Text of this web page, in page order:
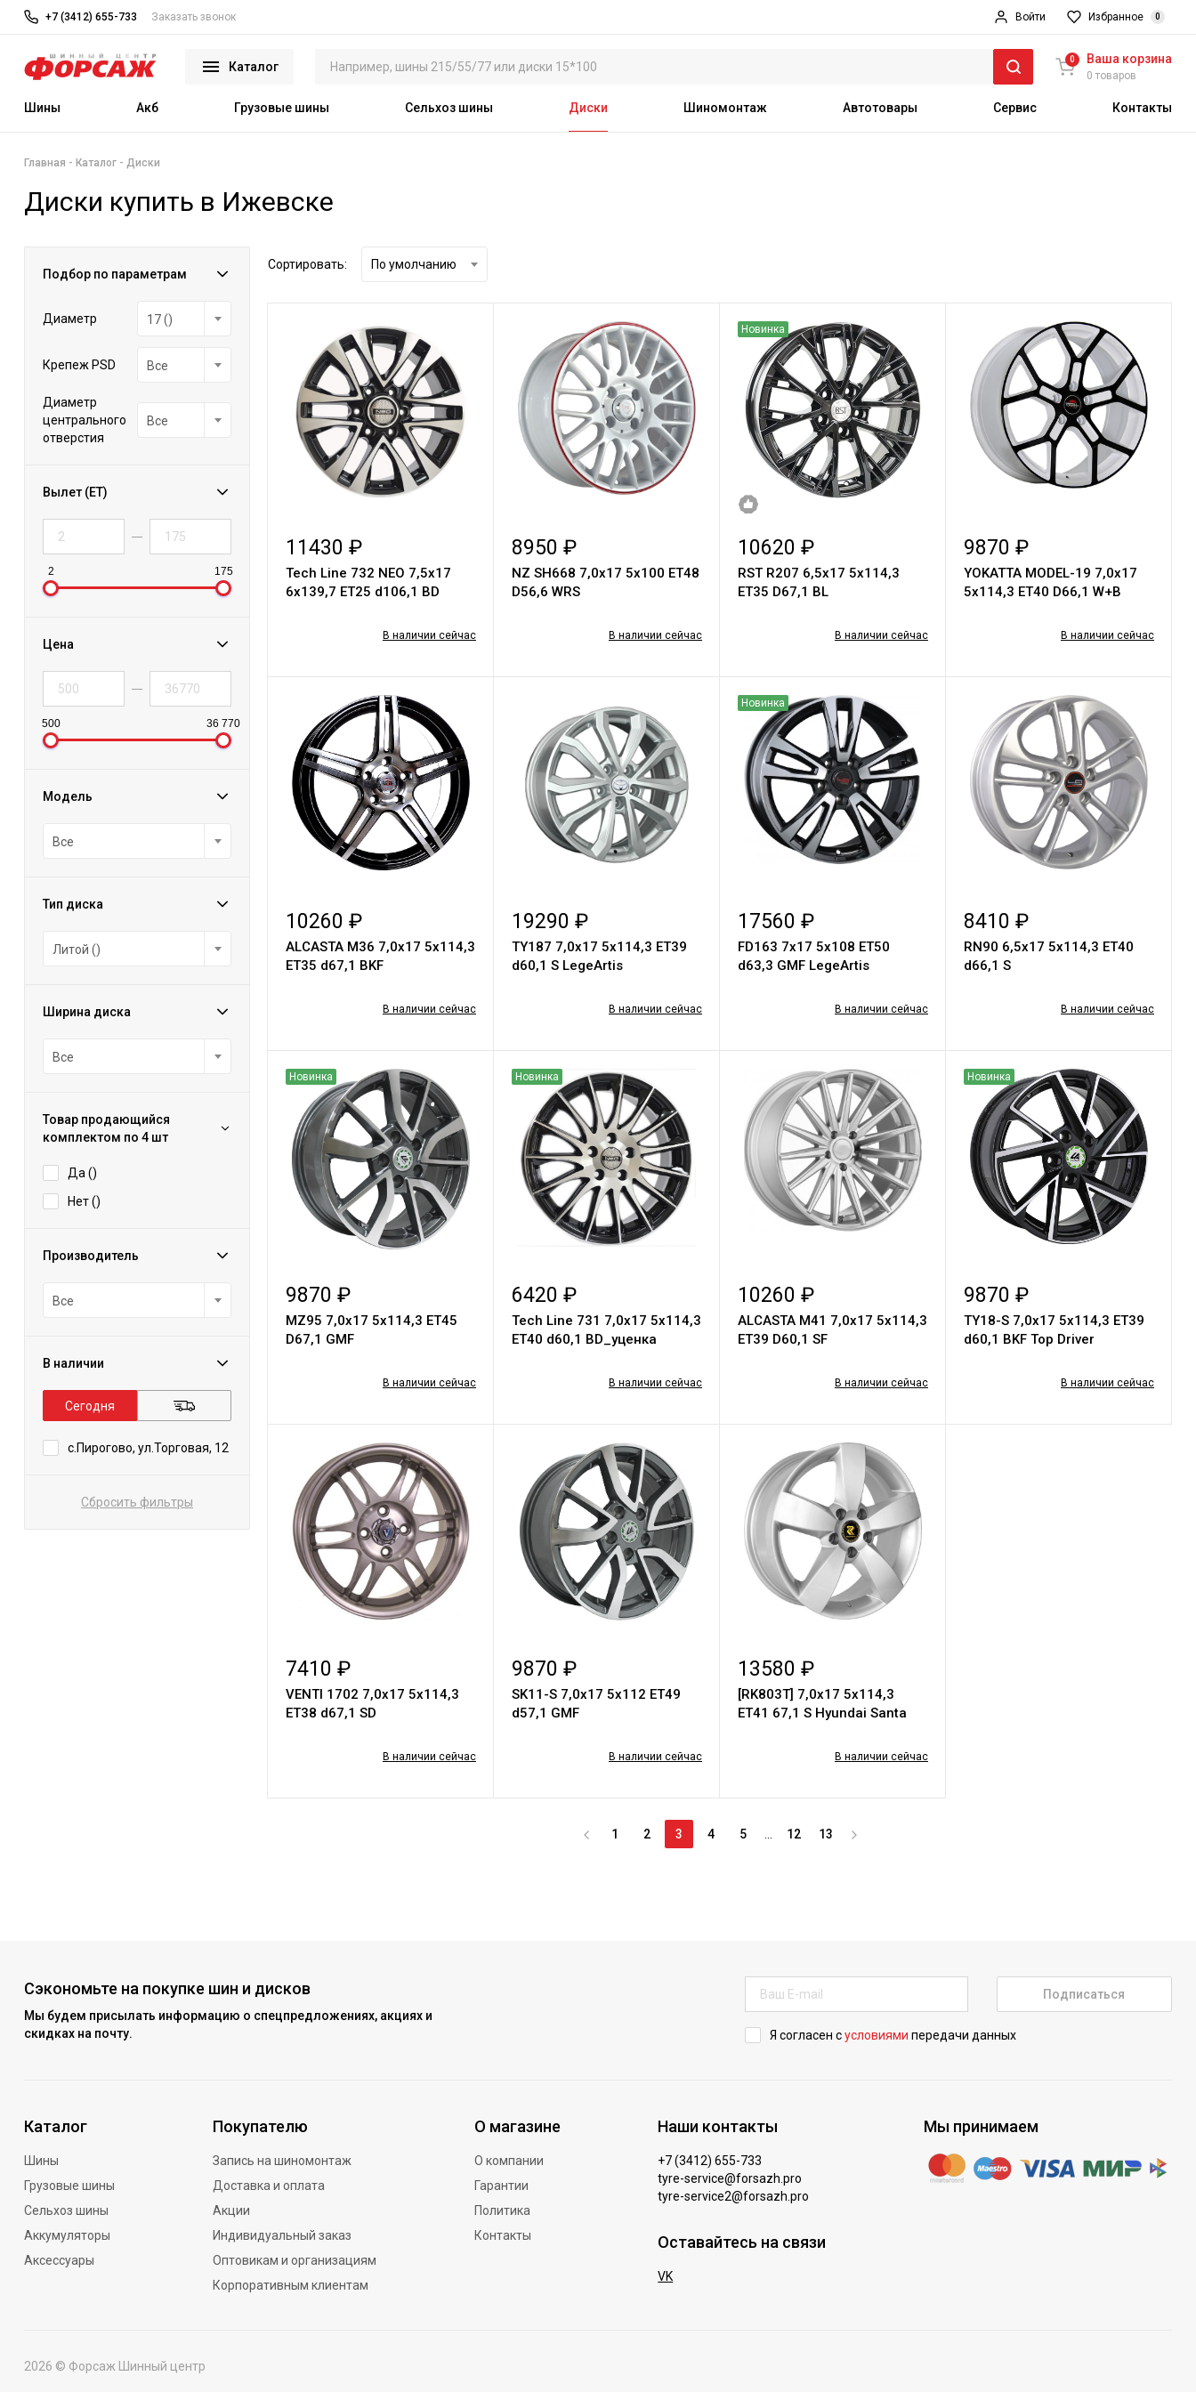
+7 (3412) 655-733 Заказать звонок Войти Избранное 0
Каталог
0 Ваша корзина
0 товаров
Шины Акб Грузовые шины Сельхоз шины Диски Шиномонтаж Автотовары Сервис Контакты
Главная Каталог Диски
Диски купить в Ижевске
Подбор по параметрам
Диаметр 17 ()
Крепеж PSD Все
Диаметр
центрального
отверстия
Все
Вылет (ET)
2 175
Цена
500 36 770
Модель
Все
Тип диска
Литой ()
Ширина диска
Все
Товар продающийся
комплектом по 4 шт
Да ()
Нет ()
Производитель
Все
В наличии
Сегодня
с.Пирогово, ул.Торговая, 12
Сбросить фильтры
Сортировать: По умолчанию
11430 ₽
Tech Line 732 NEO 7,5х17
6х139,7 ЕТ25 d106,1 BD
В наличии сейчас
8950 ₽
NZ SH668 7,0x17 5x100 ET48
D56,6 WRS
В наличии сейчас
Новинка
10620 ₽
RST R207 6,5x17 5x114,3
ET35 D67,1 BL
В наличии сейчас
9870 ₽
YOKATTA MODEL-19 7,0x17
5x114,3 ET40 D66,1 W+B
В наличии сейчас
10260 ₽
ALCASTA M36 7,0х17 5х114,3
ET35 d67,1 BKF
В наличии сейчас
19290 ₽
TY187 7,0х17 5х114,3 ET39
d60,1 S LegeArtis
В наличии сейчас
Новинка
17560 ₽
FD163 7х17 5х108 ЕТ50
d63,3 GMF LegeArtis
В наличии сейчас
8410 ₽
RN90 6,5х17 5х114,3 ET40
d66,1 S
В наличии сейчас
Новинка
9870 ₽
MZ95 7,0x17 5x114,3 ET45
D67,1 GMF
В наличии сейчас
Новинка
6420 ₽
Tech Line 731 7,0х17 5х114,3
ЕТ40 d60,1 BD_уценка
В наличии сейчас
10260 ₽
ALCASTA M41 7,0x17 5x114,3
ET39 D60,1 SF
В наличии сейчас
Новинка
9870 ₽
TY18-S 7,0х17 5х114,3 ET39
d60,1 BKF Top Driver
В наличии сейчас
7410 ₽
VENTI 1702 7,0х17 5х114,3
ET38 d67,1 SD
В наличии сейчас
9870 ₽
SK11-S 7,0х17 5х112 ET49
d57,1 GMF
В наличии сейчас
13580 ₽
[RK803T] 7,0х17 5х114,3
ET41 67,1 S Hyundai Santa
В наличии сейчас
1 2 3 4 5 12 13
Сэкономьте на покупке шин и дисков
Мы будем присылать информацию о спецпредложениях, акциях и
скидках на почту.
Подписаться
Я согласен сусловиями передачи данных
Каталог
Шины
Грузовые шины
Сельхоз шины
Аккумуляторы
Аксессуары
Покупателю
Запись на шиномонтаж
Доставка и оплата
Акции
Индивидуальный заказ
Оптовикам и организациям
Корпоративным клиентам
О магазине
О компании
Гарантии
Политика
Контакты
Наши контакты
+7 (3412) 655-733
tyre-service@forsazh.pro
tyre-service2@forsazh.pro
Оставайтесь на связи
VK
Мы принимаем
2026 © Форсаж Шинный центр